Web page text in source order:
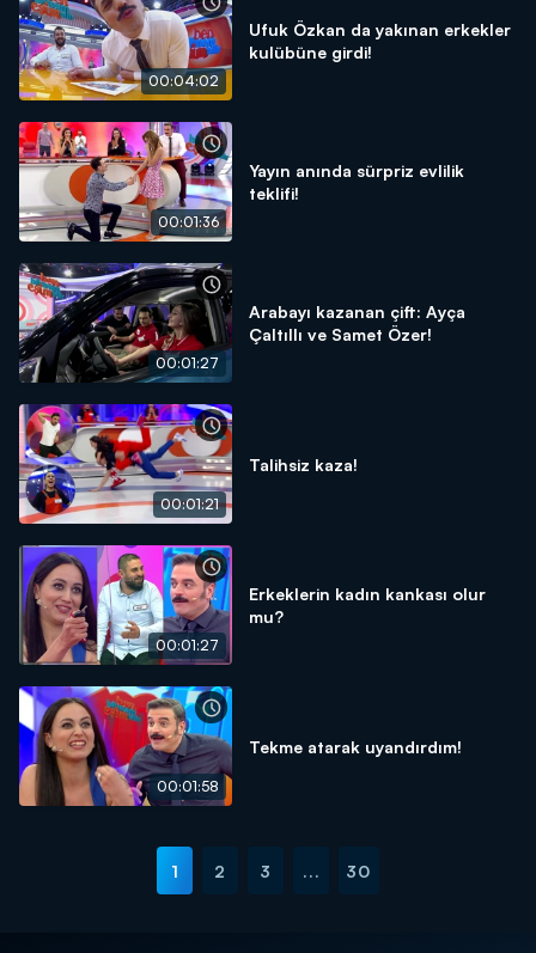
00:04:02
Ufuk Özkan da yakınan erkekler
kulübüne girdi!
00:01:36
Yayın anında sürpriz evlilik
teklifi!
00:01:27
Arabayı kazanan çift: Ayça
Çaltıllı ve Samet Özer!
00:01:21
Talihsiz kaza!
00:01:27
Erkeklerin kadın kankası olur
mu?
00:01:58
Tekme atarak uyandırdım!
1 2 3 ... 30